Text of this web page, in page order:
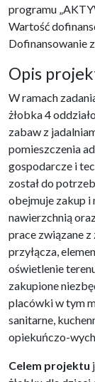
programu
Wartość
Dofinansowanie
Opis
W ramach
żłobka 4
zabaw z
pomieszczenia
gospodarcze i
został do
obejmuje zakup i
nawierzchnią
prace związane
przyłącza,
oświetlenie
zakupione
placówki w tym
sanitarne,
opiekuńczo-
Celem projektu